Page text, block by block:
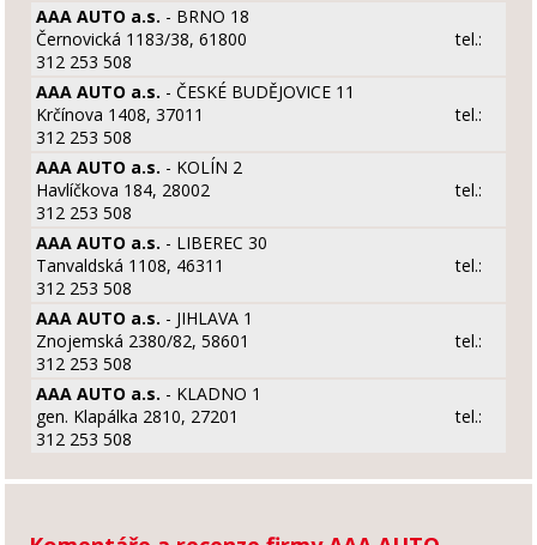
AAA AUTO a.s. - BRNO 18
Černovická 1183/38, 61800
tel.:
312 253 508
AAA AUTO a.s. - ČESKÉ BUDĚJOVICE 11
Krčínova 1408, 37011
tel.:
312 253 508
AAA AUTO a.s. - KOLÍN 2
Havlíčkova 184, 28002
tel.:
312 253 508
AAA AUTO a.s. - LIBEREC 30
Tanvaldská 1108, 46311
tel.:
312 253 508
AAA AUTO a.s. - JIHLAVA 1
Znojemská 2380/82, 58601
tel.:
312 253 508
AAA AUTO a.s. - KLADNO 1
gen. Klapálka 2810, 27201
tel.:
312 253 508